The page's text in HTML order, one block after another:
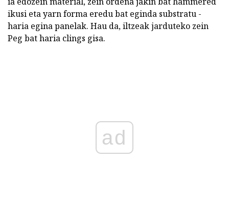
ikusi eta yarn forma eredu bat eginda substratu -
haria egina panelak. Hau da, iltzeak jarduteko zein
Peg bat haria clings gisa.
ad